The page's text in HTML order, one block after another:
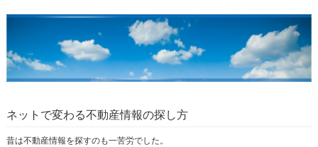
ネットで変わる不動産情報の探し方
昔は不動産情報を探すのも一苦労でした。